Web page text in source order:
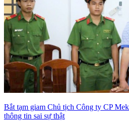
Bắt tạm giam Chủ tịch Công ty CP
thông tin sai sự thật